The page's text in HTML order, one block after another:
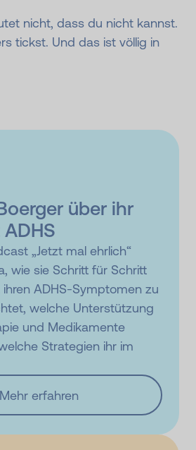
nicht, dass du nicht kannst.
tickst. Und das ist völlig in
über ihr
„Jetzt mal ehrlich“
wie sie Schritt für Schritt
ADHS-Symptomen zu
welche Unterstützung
und Medikamente
Strategien ihr im
Mehr erfahren